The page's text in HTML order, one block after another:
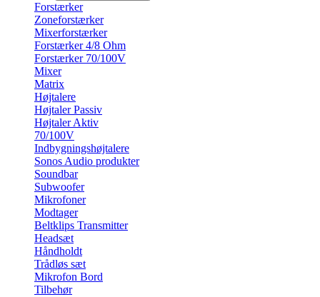
Forstærker
Zoneforstærker
Mixerforstærker
Forstærker 4/8 Ohm
Forstærker 70/100V
Mixer
Matrix
Højtalere
Højtaler Passiv
Højtaler Aktiv
70/100V
Indbygningshøjtalere
Sonos Audio produkter
Soundbar
Subwoofer
Mikrofoner
Modtager
Beltklips Transmitter
Headsæt
Håndholdt
Trådløs sæt
Mikrofon Bord
Tilbehør